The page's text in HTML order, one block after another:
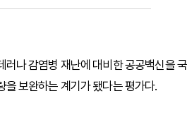
나 감염병 재난에 대비한 공공백신을
보완하는 계기가 됐다는 평가다.